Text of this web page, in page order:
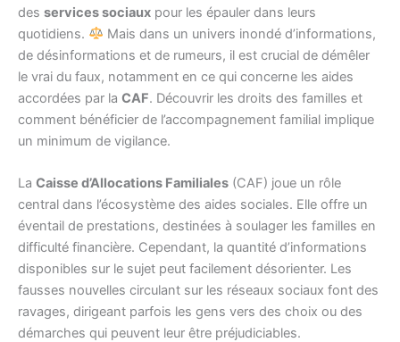
des services sociaux pour les épauler dans leurs
quotidiens.
Mais dans un univers inondé d’informations,
de désinformations et de rumeurs, il est crucial de démêler
le vrai du faux, notamment en ce qui concerne les aides
accordées par la CAF. Découvrir les droits des familles et
comment bénéficier de l’accompagnement familial implique
un minimum de vigilance.
La Caisse d’Allocations Familiales (CAF) joue un rôle
central dans l’écosystème des aides sociales. Elle offre un
éventail de prestations, destinées à soulager les familles en
difficulté financière. Cependant, la quantité d’informations
disponibles sur le sujet peut facilement désorienter. Les
fausses nouvelles circulant sur les réseaux sociaux font des
ravages, dirigeant parfois les gens vers des choix ou des
démarches qui peuvent leur être préjudiciables.